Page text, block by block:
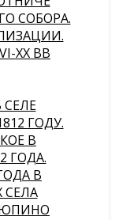
СОБОРА.
XX ВВ
ГОДУ.
В
ГОДА.
В
СЕЛА